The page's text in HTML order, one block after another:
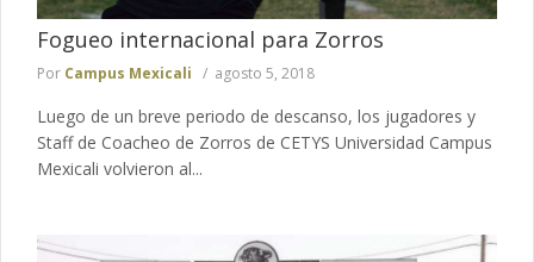
Fogueo internacional para Zorros
Por Campus Mexicali agosto 5, 2018
Luego de un breve periodo de descanso, los jugadores y
Staff de Coacheo de Zorros de CETYS Universidad Campus
Mexicali volvieron al...